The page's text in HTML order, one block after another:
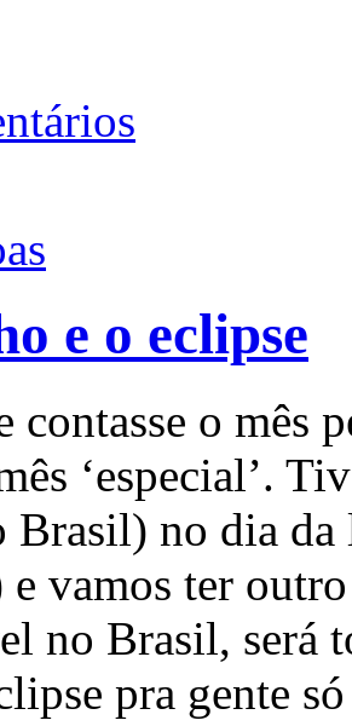
e o eclipse
contasse o mês
‘especial’.
no dia da
vamos ter
no Brasil, será
pra gente